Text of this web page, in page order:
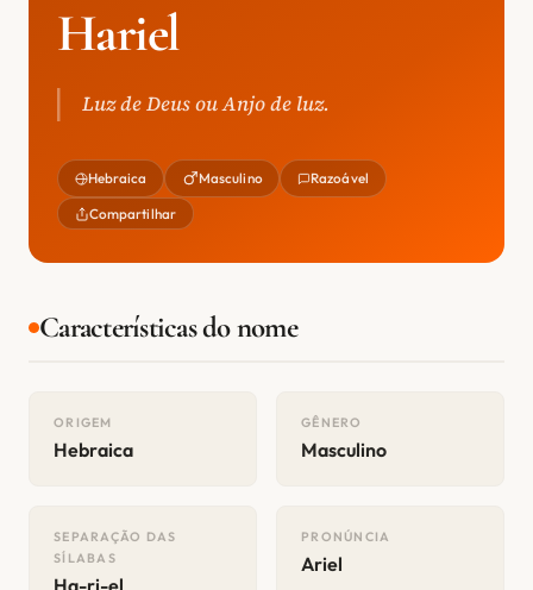
Hariel
Luz de Deus ou Anjo de luz.
Hebraica Masculino Razoável
Compartilhar
Características do nome
ORIGEM
Hebraica
GÊNERO
Masculino
SEPARAÇÃO DAS
SÍLABAS
Ha-ri-el
PRONÚNCIA
Ariel